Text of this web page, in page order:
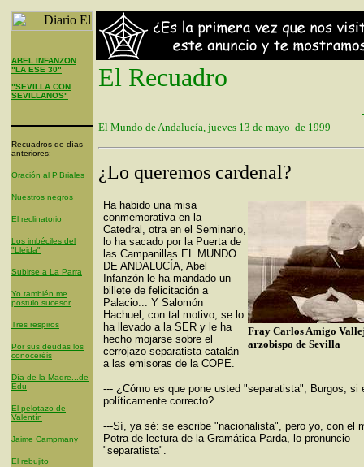
ABEL INFANZON
"LA ESE 30"
"SEVILLA CON
SEVILLANOS"
Recuadros de días
anteriores:
Oración al P.Briales
Nuestros negros
El reclinatorio
Los imbéciles del
"Lleida"
Subirse a La Parra
Yo también me
postulo sucesor
Tres respiros
Por sus deudas los
conoceréis
Día de la Madre...de
Edu
El pelotazo de
Valentín
Jaime Campmany
El rebujito
El Recuadro
El Mundo de Andalucía, jueves 13 de mayo de 1999
¿Lo queremos cardenal?
Fray Carlos Amigo
arzobispo de Sevilla
Ha habido una misa
conmemorativa en la
Catedral, otra en el Seminario,
lo ha sacado por la Puerta de
las Campanillas EL MUNDO
DE ANDALUCÍA, Abel
Infanzón le ha mandado un
billete de felicitación a
Palacio... Y Salomón
Hachuel, con tal motivo, se lo
ha llevado a la SER y le ha
hecho mojarse sobre el
cerrojazo separatista catalán
a las emisoras de la COPE.
--- ¿Cómo es que pone usted "separatista", Burgos, si
políticamente correcto?
---Sí, ya sé: se escribe "nacionalista", pero yo, con el
Potra de lectura de la Gramática Parda, lo pronuncio
"separatista".